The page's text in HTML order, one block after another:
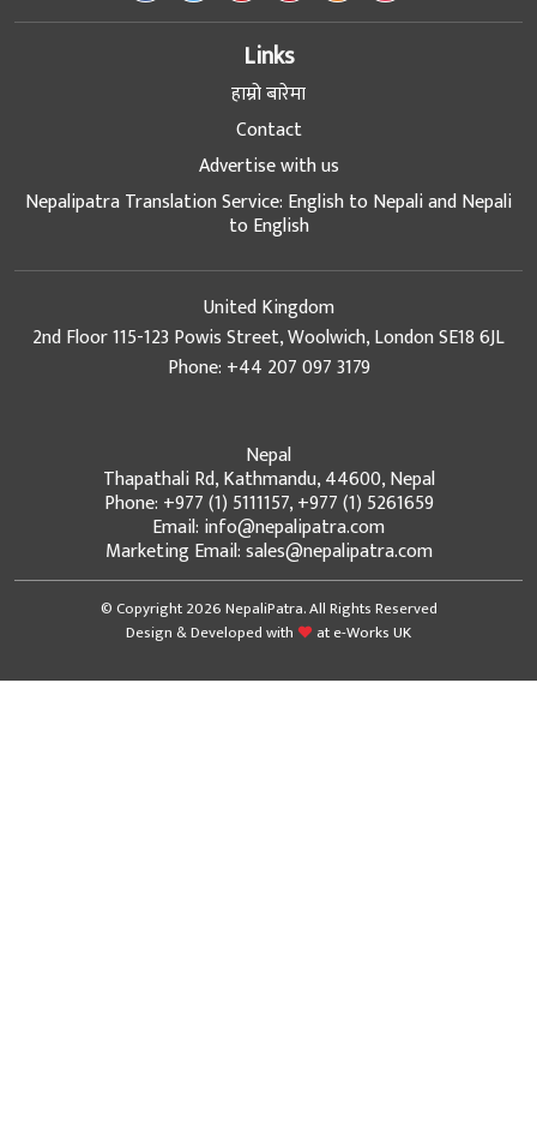
Links
हाम्रो बारेमा
Contact
Advertise with us
Nepalipatra Translation Service: English to Nepali and Nepali
to English
United Kingdom
2nd Floor 115-123 Powis Street, Woolwich, London SE18 6JL
Phone: +44 207 097 3179
Nepal
Thapathali Rd, Kathmandu, 44600, Nepal
Phone: +977 (1) 5111157, +977 (1) 5261659
Email: info@nepalipatra.com
Marketing Email: sales@nepalipatra.com
© Copyright 2026 NepaliPatra. All Rights Reserved
Design & Developed with
ate-Works UK